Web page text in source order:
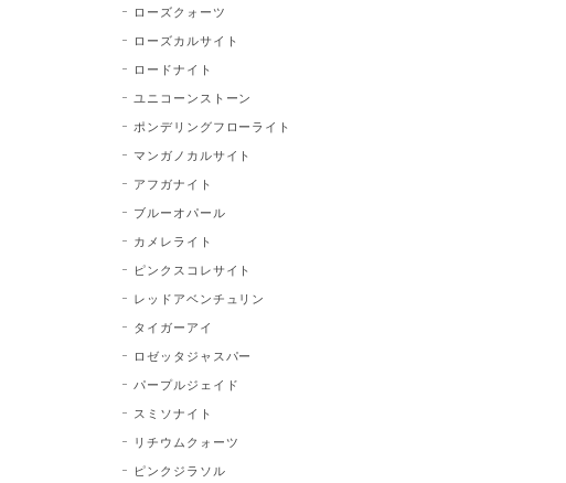
ローズクォーツ
ローズカルサイト
ロードナイト
ユニコーンストーン
ポンデリングフローライト
マンガノカルサイト
アフガナイト
ブルーオパール
カメレライト
ピンクスコレサイト
レッドアベンチュリン
タイガーアイ
ロゼッタジャスパー
パープルジェイド
スミソナイト
リチウムクォーツ
ピンクジラソル